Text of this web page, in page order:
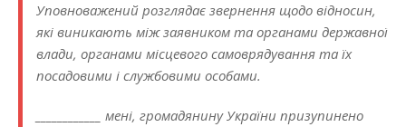
Уповноважений розглядає звернення щодо відносин,
які виникають між заявником та органами державної
влади, органами місцевого самоврядування та їх
посадовими і службовими особами.
____________ мені, громадянину України призупинено